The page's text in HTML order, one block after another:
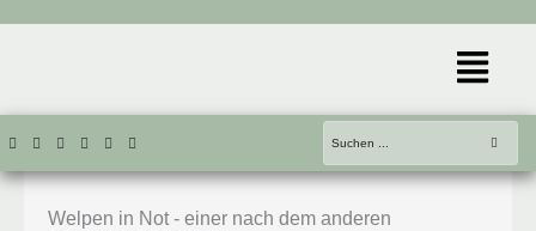
Menü
Welpen in Not - einer nach dem anderen